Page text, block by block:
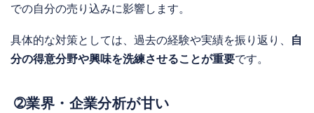
での自分の売り込みに影響します。
具体的な対策としては、過去の経験や実績を振り返り、
自
分の得意分野や興味を洗練させることが重要です。
➁業界・企業分析が甘い